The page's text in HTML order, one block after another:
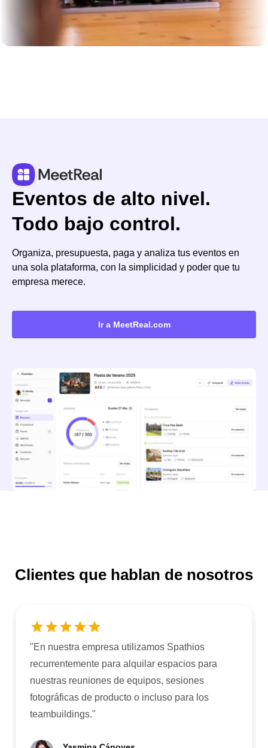
Eventos de alto nivel.
Todo bajo control.
Organiza, presupuesta, paga y analiza tus eventos en
una sola plataforma, con la simplicidad y poder que tu
empresa merece.
Ir a MeetReal.com
Clientes que hablan de nosotros
"En nuestra empresa utilizamos Spathios
recurrentemente para alquilar espacios para
nuestras reuniones de equipos, sesiones
fotográficas de producto o incluso para los
teambuildings."